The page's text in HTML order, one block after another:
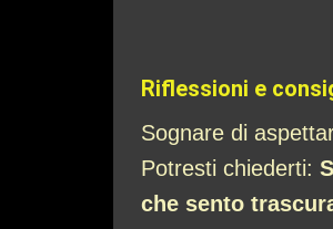
Riflessioni e
Sognare di
Potresti chiederti:
che sento